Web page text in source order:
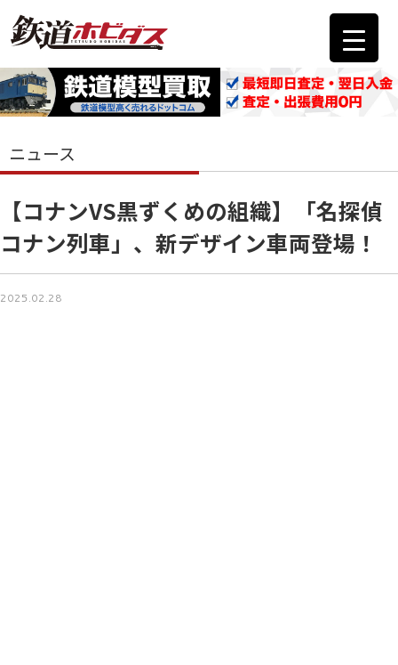
ニュース
【コナンVS黒ずくめの組織】「名探偵
コナン列車」、新デザイン車両登場！
2025.02.28